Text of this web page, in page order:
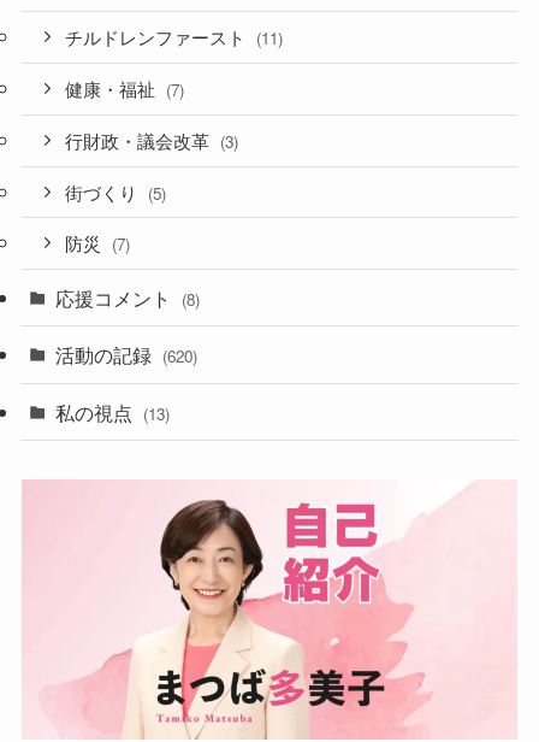
チルドレンファースト (11)
健康・福祉 (7)
行財政・議会改革 (3)
街づくり (5)
防災 (7)
応援コメント (8)
活動の記録 (620)
私の視点 (13)